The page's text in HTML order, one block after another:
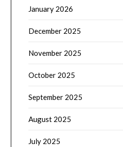
January 2026
December 2025
November 2025
October 2025
September 2025
August 2025
July 2025